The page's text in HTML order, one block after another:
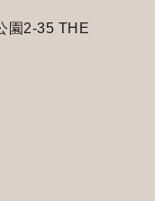
園2-35 THE